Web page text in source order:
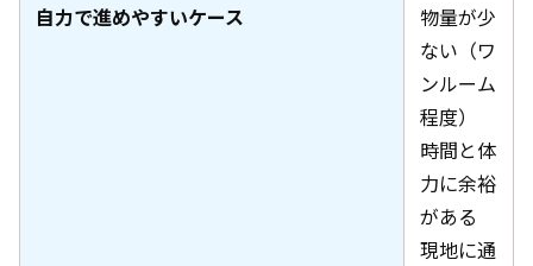
自力で進めやすいケース
物量が少
ない（ワ
ンルーム
程度）
時間と体
力に余裕
がある
現地に通